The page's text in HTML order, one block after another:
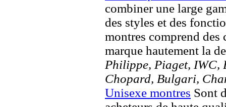
combiner une large
des styles et des
montres comprend des
marque hautement la
Philippe, Piaget, IWC,
Chopard, Bulgari,
Unisexe montres Sont